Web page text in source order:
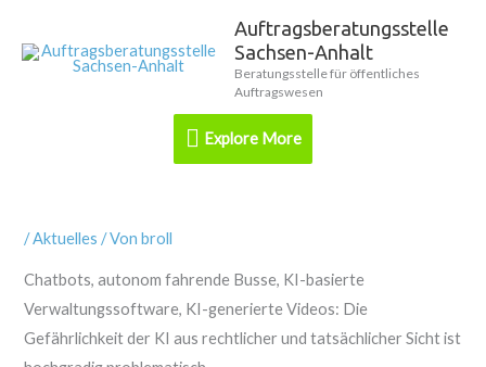
Inhalt
Auftragsberatungsstelle
Sachsen-Anhalt
Beratungsstelle für öffentliches
Auftragswesen
Explore
More
Explore More
/Aktuelles / Vonbroll
Chatbots, autonom fahrende Busse, KI-basierte
Verwaltungssoftware, KI-generierte Videos: Die
Gefährlichkeit der KI aus rechtlicher und tatsächlicher Sicht ist